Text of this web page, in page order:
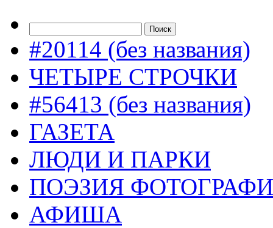
#20114 (без названия)
ЧЕТЫРЕ СТРОЧКИ
#56413 (без названия)
ГАЗЕТА
ЛЮДИ И ПАРКИ
ПОЭЗИЯ
АФИША